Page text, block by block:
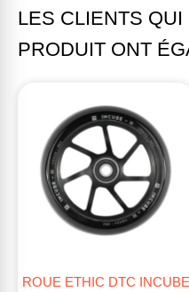
LES CLIENTS
PRODUIT ONT
ROUE ETHIC DTC INCUBE